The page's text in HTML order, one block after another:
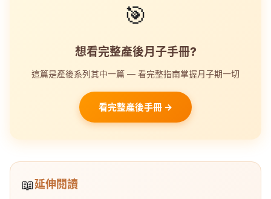
🎯
想看完整產後月子手冊?
這篇是產後系列其中一篇 — 看完整指南掌握月子期一切
看完整產後手冊 →
📖延伸閱讀